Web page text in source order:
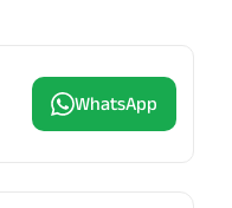
WhatsApp